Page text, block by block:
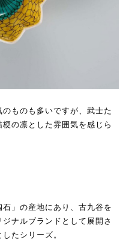
ものも多いですが、武士た
の凛とした雰囲気を感じら
」の産地にあり、古九谷を
ナルブランドとして展開さ
たシリーズ。